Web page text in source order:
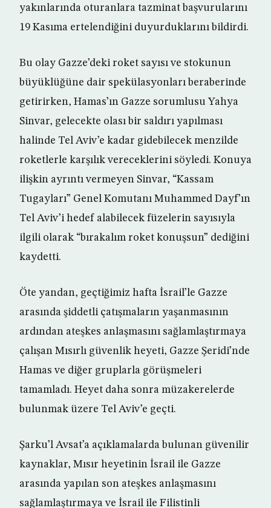
yakınlarında oturanlara tazminat başvurularını
19 Kasıma ertelendiğini duyurduklarını bildirdi.
Bu olay Gazze’deki roket sayısı ve stokunun
büyüklüğüne dair spekülasyonları beraberinde
getirirken, Hamas’ın Gazze sorumlusu Yahya
Sinvar, gelecekte olası bir saldırı yapılması
halinde Tel Aviv’e kadar gidebilecek menzilde
roketlerle karşılık vereceklerini söyledi. Konuya
ilişkin ayrıntı vermeyen Sinvar, “Kassam
Tugayları” Genel Komutanı Muhammed Dayf’ın
Tel Aviv’i hedef alabilecek füzelerin sayısıyla
ilgili olarak “bırakalım roket konuşsun” dediğini
kaydetti.
Öte yandan, geçtiğimiz hafta İsrail’le Gazze
arasında şiddetli çatışmaların yaşanmasının
ardından ateşkes anlaşmasını sağlamlaştırmaya
çalışan Mısırlı güvenlik heyeti, Gazze Şeridi’nde
Hamas ve diğer gruplarla görüşmeleri
tamamladı. Heyet daha sonra müzakerelerde
bulunmak üzere Tel Aviv’e geçti.
Şarku’l Avsat’a açıklamalarda bulunan güvenilir
kaynaklar, Mısır heyetinin İsrail ile Gazze
arasında yapılan son ateşkes anlaşmasını
sağlamlaştırmaya ve İsrail ile Filistinli